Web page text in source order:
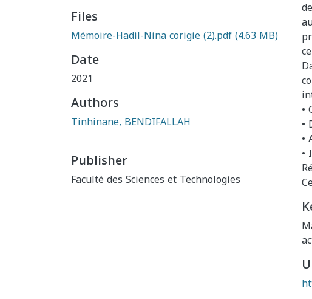
Files
Mémoire-Hadil-Nina corigie (2).pdf(4.63 MB)
Date
2021
Authors
Tinhinane, BENDIFALLAH
Publisher
Faculté des Sciences et Technologies
•
•
•
•